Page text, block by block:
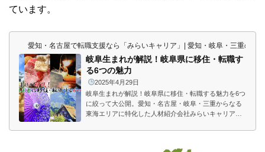
ています。
愛知・名古屋で転職支援なら「みらいキャリア」| 愛知・岐阜・三重の東
岐阜生まれが解説！岐阜県に移住・転職す
る6つの魅力
2025年4月29日
岐阜生まれが解説！岐阜県に移住・転職する魅力を6つ
に絞って大公開。愛知・名古屋・岐阜・三重からなる
東海エリアに特化した人材紹介会社みらいキャリアが